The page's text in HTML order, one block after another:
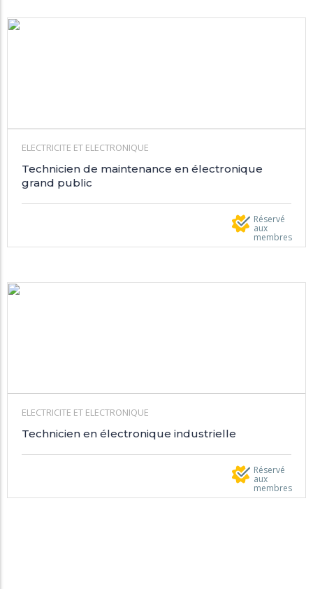
ELECTRICITE ET ELECTRONIQUE
Technicien de maintenance en électronique
grand public
Réservé
aux
membres
ELECTRICITE ET ELECTRONIQUE
Technicien en électronique industrielle
Réservé
aux
membres